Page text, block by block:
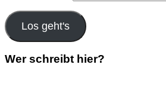
Los geht's
Wer schreibt hier?